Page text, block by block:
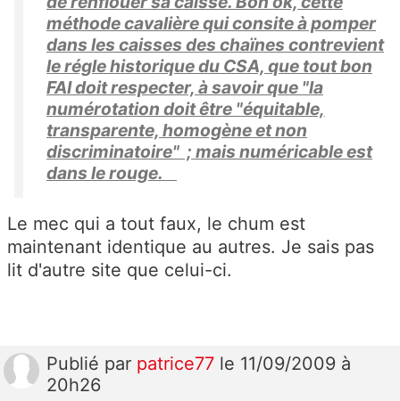
méthode cavalière qui consite à pomper
dans les caisses des chaïnes contrevient
le régle historique du CSA, que tout bon
FAI doit respecter, à savoir que "la
numérotation doit être "équitable,
transparente, homogène et non
discriminatoire" ; mais numéricable est
dans le rouge.
Le mec qui a tout faux, le chum est
maintenant identique au autres. Je sais pas
lit d'autre site que celui-ci.
Publié par patrice77 le 11/09/2009 à
20h26